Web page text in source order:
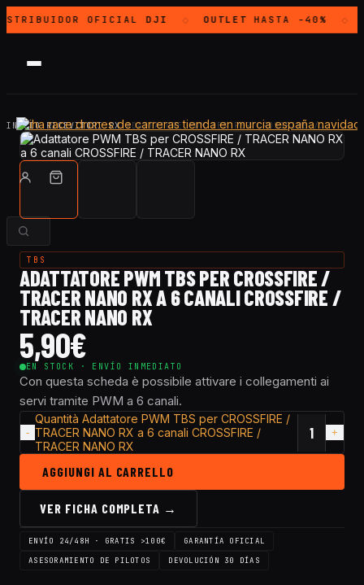
OFICIAL DJI ◇ OUTLETHASTA -40% ◇
INICIO· RICEVITORI RX·ADATTATORE PWM TBS PER CROSSFIRE /…
TBS
ADATTATORE PWM TBS PER CROSSFIRE /
TRACER NANO RX A 6 CANALI CROSSFIRE /
TRACER NANO RX
5,90€
EN STOCK · ENVÍO INMEDIATO
Con questa scheda è possibile attivare i collegamenti ai
servi tramite PWM a 6 canali.
Quantità Adattatore PWM TBS per CROSSFIRE /
TRACER NANO RX a 6 canali CROSSFIRE /
TRACER NANO RX
AGGIUNGI AL CARRELLO
VER FICHA COMPLETA →
ENVÍO 24/48H · GRATIS >100€
GARANTÍA OFICIAL
ASESORAMIENTO DE PILOTOS
DEVOLUCIÓN 30 DÍAS